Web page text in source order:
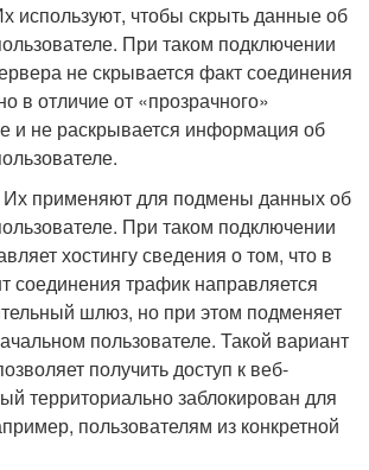
используют, чтобы скрыть данные об
При таком подключении
не скрывается факт соединения
в отличие от «прозрачного»
и не раскрывается информация об
применяют для подмены данных об
При таком подключении
хостингу сведения о том, что в
соединения трафик направляется
шлюз, но при этом подменяет
пользователе. Такой вариант
получить доступ к веб-
территориально заблокирован для
пользователям из конкретной